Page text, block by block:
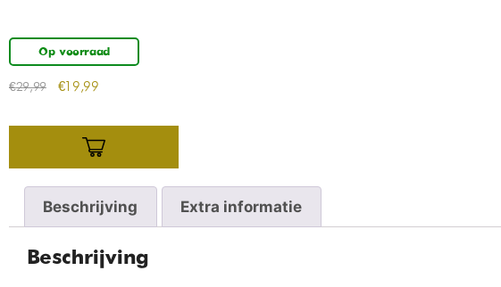
Op voorraad
€29,99 €19,99
Beschrijving Extra informatie
Beschrijving